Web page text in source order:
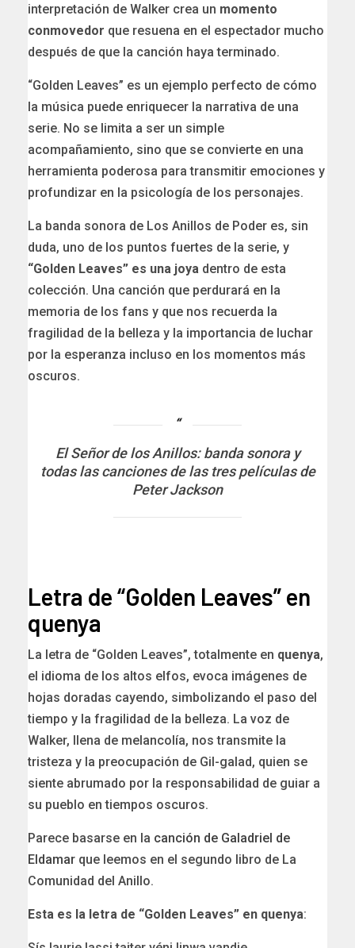
interpretación de Walker crea un momento
conmovedor que resuena en el espectador mucho
después de que la canción haya terminado.
“Golden Leaves” es un ejemplo perfecto de cómo
la música puede enriquecer la narrativa de una
serie. No se limita a ser un simple
acompañamiento, sino que se convierte en una
herramienta poderosa para transmitir emociones y
profundizar en la psicología de los personajes.
La banda sonora de Los Anillos de Poder es, sin
duda, uno de los puntos fuertes de la serie, y
“Golden Leaves” es una joya dentro de esta
colección. Una canción que perdurará en la
memoria de los fans y que nos recuerda la
fragilidad de la belleza y la importancia de luchar
por la esperanza incluso en los momentos más
oscuros.
El Señor de los Anillos: banda sonora y
todas las canciones de las tres películas de
Peter Jackson
Letra de “Golden Leaves” en
quenya
La letra de “Golden Leaves”, totalmente en quenya,
el idioma de los altos elfos, evoca imágenes de
hojas doradas cayendo, simbolizando el paso del
tiempo y la fragilidad de la belleza. La voz de
Walker, llena de melancolía, nos transmite la
tristeza y la preocupación de Gil-galad, quien se
siente abrumado por la responsabilidad de guiar a
su pueblo en tiempos oscuros.
Parece basarse en la canción de Galadriel de
Eldamar que leemos en el segundo libro de La
Comunidad del Anillo.
Esta es la letra de “Golden Leaves” en quenya: